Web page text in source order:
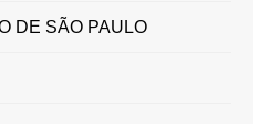
DE SÃO PAULO